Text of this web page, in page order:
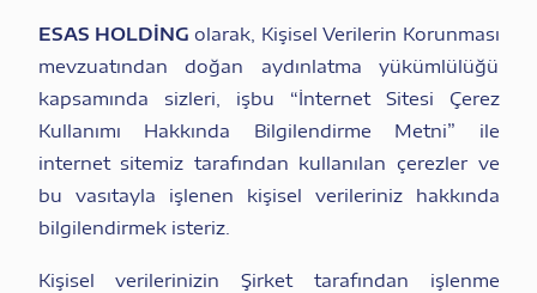
ESAS HOLDİNGolarak, Kişisel Verilerin Korunması
mevzuatından doğan aydınlatma yükümlülüğü
kapsamında sizleri, işbu “İnternet Sitesi Çerez
Kullanımı Hakkında Bilgilendirme Metni” ile
internet sitemiz tarafından kullanılan çerezler ve
bu vasıtayla işlenen kişisel verileriniz hakkında
bilgilendirmek isteriz.
Kişisel verilerinizin Şirket tarafından işlenme